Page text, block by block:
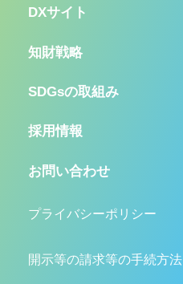
DXサイト
知財戦略
SDGsの取組み
採用情報
お問い合わせ
プライバシーポリシー
開示等の請求等の手続方法